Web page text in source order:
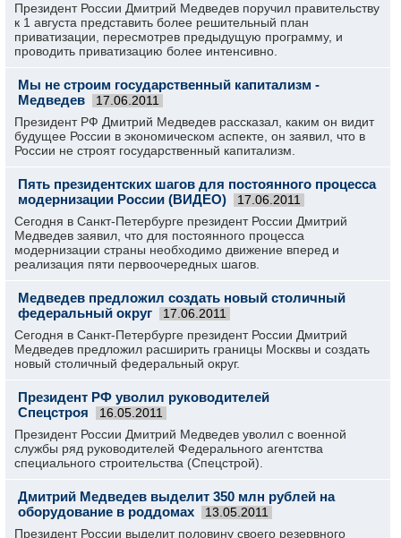
Президент России Дмитрий Медведев поручил правительству
к 1 августа представить более решительный план
приватизации, пересмотрев предыдущую программу, и
проводить приватизацию более интенсивно.
Мы не строим государственный капитализм -
Медведев
17.06.2011
Президент РФ Дмитрий Медведев рассказал, каким он видит
будущее России в экономическом аспекте, он заявил, что в
России не строят государственный капитализм.
Пять президентских шагов для постоянного процесса
модернизации России (ВИДЕО)
17.06.2011
Сегодня в Санкт-Петербурге президент России Дмитрий
Медведев заявил, что для постоянного процесса
модернизации страны необходимо движение вперед и
реализация пяти первоочередных шагов.
Медведев предложил создать новый столичный
федеральный округ
17.06.2011
Сегодня в Санкт-Петербурге президент России Дмитрий
Медведев предложил расширить границы Москвы и создать
новый столичный федеральный округ.
Президент РФ уволил руководителей
Спецстроя
16.05.2011
Президент России Дмитрий Медведев уволил с военной
службы ряд руководителей Федерального агентства
специального строительства (Спецстрой).
Дмитрий Медведев выделит 350 млн рублей на
оборудование в роддомах
13.05.2011
Президент России выделит половину своего резервного